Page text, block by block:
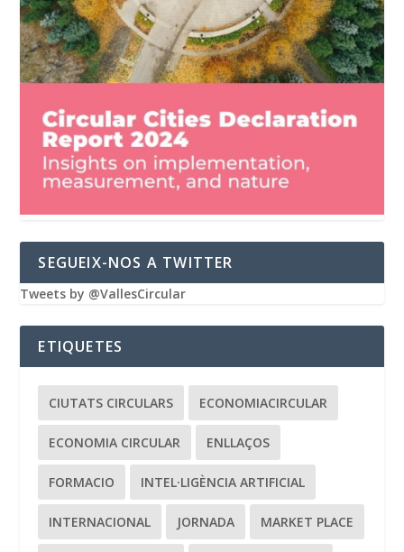
SEGUEIX-NOS A TWITTER
Tweets by @VallesCircular
ETIQUETES
CIUTATS CIRCULARS ECONOMIACIRCULAR
ECONOMIA CIRCULAR ENLLAÇOS
FORMACIO INTEL·LIGÈNCIA ARTIFICIAL
INTERNACIONAL JORNADA MARKET PLACE